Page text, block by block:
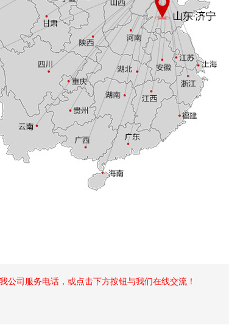
公司服务电话，或点击下方按钮与我们在线交流！